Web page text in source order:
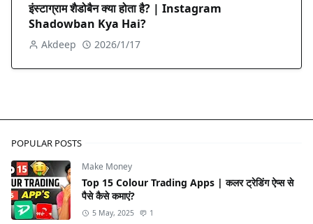
इंस्टाग्राम शैडोबैन क्या होता है? | Instagram
Shadowban Kya Hai?
Akdeep 2026/1/17
POPULAR POSTS
Make Money
Top 15 Colour Trading Apps | कलर ट्रेडिंग ऐप्स से
पैसे कैसे कमाएं?
5 May, 2025 1